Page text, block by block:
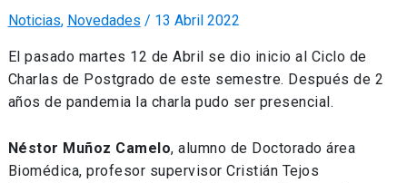
Noticias, Novedades / 13 Abril 2022
El pasado martes 12 de Abril se dio inicio al Ciclo de
Charlas de Postgrado de este semestre. Después de 2
años de pandemia la charla pudo ser presencial.
Néstor Muñoz Camelo, alumno de Doctorado área
Biomédica, profesor supervisor Cristián Tejos